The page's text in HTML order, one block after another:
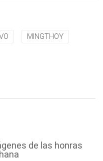
MINGTHOY
de las honras